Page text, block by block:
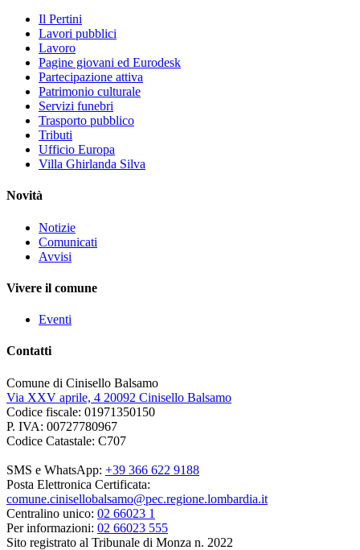
Il Pertini
Lavori pubblici
Lavoro
Pagine giovani ed Eurodesk
Partecipazione attiva
Patrimonio culturale
Servizi funebri
Trasporto pubblico
Tributi
Ufficio Europa
Villa Ghirlanda Silva
Novità
Notizie
Comunicati
Avvisi
Vivere il comune
Eventi
Contatti
Comune di Cinisello Balsamo
Via XXV aprile, 4 20092 Cinisello Balsamo
Codice fiscale: 01971350150
P. IVA: 00727780967
Codice Catastale: C707
SMS e WhatsApp: +39 366 622 9188
Posta Elettronica Certificata:
comune.cinisellobalsamo@pec.regione.lombardia.it
Centralino unico: 02 66023 1
Per informazioni: 02 66023 555
Sito registrato al Tribunale di Monza n. 2022